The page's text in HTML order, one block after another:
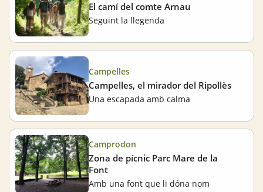
El camí del comte Arnau
Seguint la llegenda
Campelles
Campelles, el mirador del Ripollès
Una escapada amb calma
Camprodon
Zona de pícnic Parc Mare de la
Font
Amb una font que li dóna nom